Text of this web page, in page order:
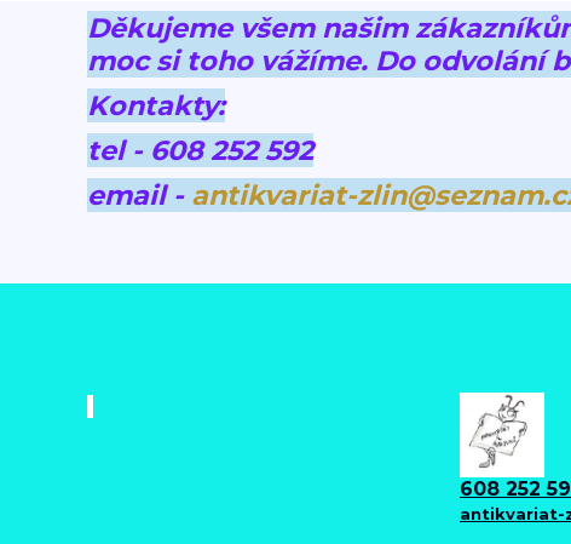
Děkujeme všem našim
moc si toho vážíme. Do odvolání
Kontakty:
tel - 608 252 592
email - antikvariat-
608 252
antikvariat-